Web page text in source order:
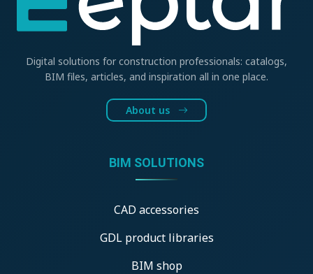
Digital solutions for construction professionals: catalogs,
BIM files, articles, and inspiration all in one place.
About us
BIM SOLUTIONS
CAD accessories
GDL product libraries
BIM shop